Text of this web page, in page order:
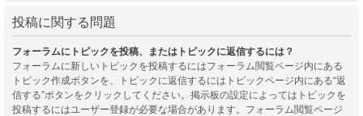
投稿に関する問題
フォーラムにトピックを投稿、またはトピックに返信するには？
フォーラムに新しいトピックを投稿するにはフォーラム閲覧ページ内にある
トピック作成ボタンを、トピックに返信するにはトピックページ内にある“返
信する”ボタンをクリックしてください。掲示板の設定によってはトピックを
投稿するにはユーザー登録が必要な場合があります。フォーラム閲覧ページ